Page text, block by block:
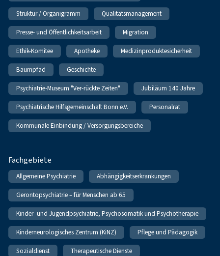
Struktur / Organigramm Qualitätsmanagement
Presse- und Öffentlichkeitsarbeit Migration
Ethik-Komitee Apotheke Medizinproduktesicherheit
Baumpfad Geschichte
Psychiatrie-Museum "Ver-rückte Zeiten" Jubiläum 140 Jahre
Psychiatrische Hilfsgemeinschaft Bonn e.V. Personalrat
Kommunale Einbindung / Versorgungsbereiche
Fachgebiete
Allgemeine Psychiatrie Abhängigkeitserkrankungen
Gerontopsychiatrie – für Menschen ab 65
Kinder- und Jugendpsychiatrie, Psychosomatik und Psychotherapie
Kinderneurologisches Zentrum (KiNZ) Pflege und Pädagogik
Sozialdienst Therapeutische Dienste